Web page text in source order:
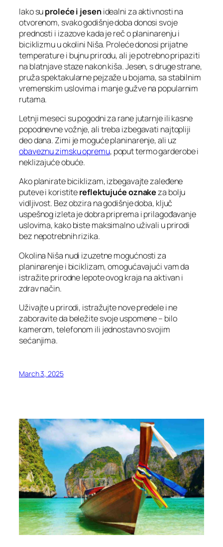
Iako suproleće i jesenidealni za aktivnosti na
otvorenom, svako godišnje doba donosi svoje
prednosti i izazove kada je reč o planinarenju i
biciklizmu u okolini Niša. Proleće donosi prijatne
temperature i bujnu prirodu, ali je potrebno pripaziti
na blatnjave staze nakon kiša. Jesen, s druge strane,
pruža spektakularne pejzaže u bojama, sa stabilnim
vremenskim uslovima i manje gužve na popularnim
rutama.
Letnji meseci su pogodni za rane jutarnje ili kasne
popodnevne vožnje, ali treba izbegavati najtopliji
deo dana. Zimi je moguće planinarenje, ali uz
obaveznu zimsku opremu, poput termo garderobe i
neklizajuće obuće.
Ako planirate biciklizam, izbegavajte zaleđene
puteve i koristitereflektujuće oznakeza bolju
vidljivost. Bez obzira na godišnje doba, ključ
uspešnog izleta je dobra priprema i prilagođavanje
uslovima, kako biste maksimalno uživali u prirodi
bez nepotrebnih rizika.
Okolina Niša nudi izuzetne mogućnosti za
planinarenje i biciklizam, omogućavajući vam da
istražite prirodne lepote ovog kraja na aktivan i
zdrav način.
Uživajte u prirodi, istražujte nove predele i ne
zaboravite da beležite svoje uspomene – bilo
kamerom, telefonom ili jednostavno svojim
sećanjima.
March 3, 2025